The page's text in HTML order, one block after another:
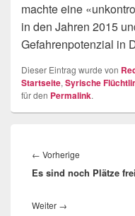
machte eine
in den Jahren 2015
Gefahrenpotenzial in
Dieser Eintrag wurde von
Startseite, Syrische
für den Permalink.
← Vorherige
Beitrag:
Es sind noch Plätze
Weiter →